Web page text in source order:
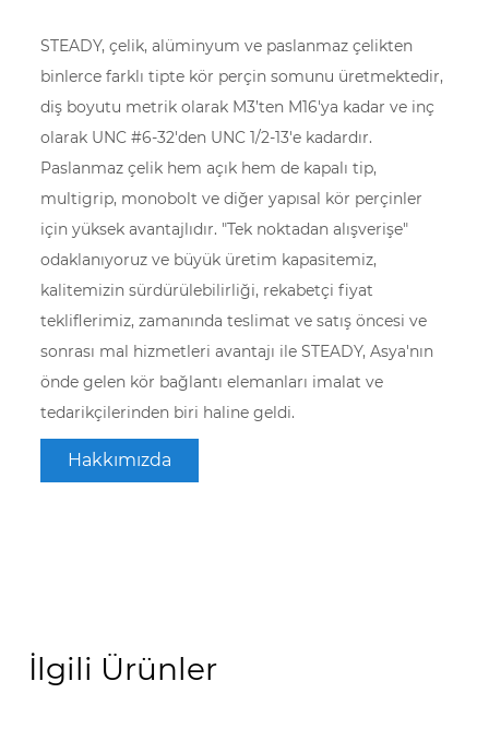
STEADY, çelik, alüminyum ve paslanmaz çelikten
binlerce farklı tipte kör perçin somunu üretmektedir,
diş boyutu metrik olarak M3’ten M16'ya kadar ve inç
olarak UNC #6-32'den UNC 1/2-13'e kadardır.
Paslanmaz çelik hem açık hem de kapalı tip,
multigrip, monobolt ve diğer yapısal kör perçinler
için yüksek avantajlıdır. "Tek noktadan alışverişe"
odaklanıyoruz ve büyük üretim kapasitemiz,
kalitemizin sürdürülebilirliği, rekabetçi fiyat
tekliflerimiz, zamanında teslimat ve satış öncesi ve
sonrası mal hizmetleri avantajı ile STEADY, Asya'nın
önde gelen kör bağlantı elemanları imalat ve
tedarikçilerinden biri haline geldi.
Hakkımızda
İlgili Ürünler